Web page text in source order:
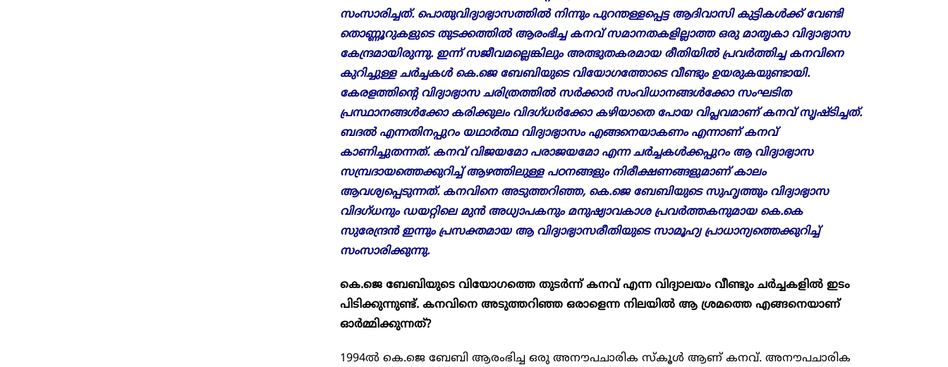
സംസാരിച്ചത്. പൊതുവിദ്യാഭ്യാസത്തിൽ നിന്നും പുറന്തള്ളപ്പെട്ട ആദിവാസി കുട്ടികൾക്ക് വേണ്ടി
തൊണ്ണൂറുകളുടെ തുടക്കത്തിൽ ആരംഭിച്ച കനവ് സമാനതകളില്ലാത്ത ഒരു മാതൃകാ വിദ്യാഭ്യാസ
കേന്ദ്രമായിരുന്നു. ഇന്ന് സജീവമല്ലെങ്കിലും അത്ഭുതകരമായ രീതിയിൽ പ്രവർത്തിച്ച കനവിനെ
കുറിച്ചുള്ള ചർച്ചകൾ കെ.ജെ ബേബിയുടെ വിയോഗത്തോടെ വീണ്ടും ഉയരുകയുണ്ടായി.
കേരളത്തിന്റെ വിദ്യാഭ്യാസ ചരിത്രത്തിൽ സർക്കാർ സംവിധാനങ്ങൾക്കോ സംഘടിത
പ്രസ്ഥാനങ്ങൾക്കോ കരിക്കുലം വിദഗ്ധർക്കോ കഴിയാതെ പോയ വിപ്ലവമാണ് കനവ് സൃഷ്ടിച്ചത്.
ബദൽ എന്നതിനപ്പുറം യഥാർത്ഥ വിദ്യാഭ്യാസം എങ്ങനെയാകണം എന്നാണ് കനവ്
കാണിച്ചുതന്നത്. കനവ് വിജയമോ പരാജയമോ എന്ന ചർച്ചകൾക്കപ്പുറം ആ വിദ്യാഭ്യാസ
സമ്പ്രദായത്തെക്കുറിച്ച് ആഴത്തിലുള്ള പഠനങ്ങളും നിരീക്ഷണങ്ങളുമാണ് കാലം
ആവശ്യപ്പെടുന്നത്. കനവിനെ അടുത്തറിഞ്ഞ, കെ.ജെ ബേബിയുടെ സുഹൃത്തും വിദ്യാഭ്യാസ
വിദഗ്ധനും ഡയറ്റിലെ മുൻ അധ്യാപകനും മനുഷ്യാവകാശ പ്രവർത്തകനുമായ കെ.കെ
സുരേന്ദ്രൻ ഇന്നും പ്രസക്തമായ ആ വിദ്യാഭ്യാസരീതിയുടെ സാമൂഹ്യ പ്രാധാന്യത്തെക്കുറിച്ച്
സംസാരിക്കുന്നു.
കെ.ജെ ബേബിയുടെ വിയോഗത്തെ തുടർന്ന് കനവ് എന്ന വിദ്യാലയം വീണ്ടും ചർച്ചകളിൽ ഇടം
പിടിക്കുന്നുണ്ട്. കനവിനെ അടുത്തറിഞ്ഞ ഒരാളെന്ന നിലയിൽ ആ ശ്രമത്തെ എങ്ങനെയാണ്
ഓർമ്മിക്കുന്നത്?
1994ൽ കെ.ജെ ബേബി ആരംഭിച്ച ഒരു അനൗപചാരിക സ്കൂൾ ആണ് കനവ്. അനൗപചാരിക